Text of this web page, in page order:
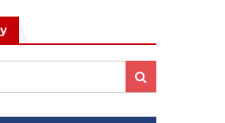
Search